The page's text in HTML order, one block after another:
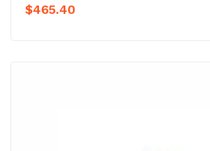
$465.40